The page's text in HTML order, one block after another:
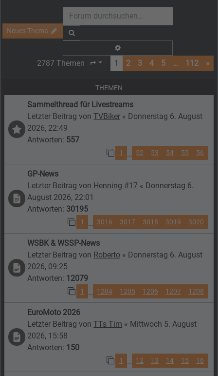
Neues Thema
2787 Themen Seite von112
1 2 3 4 5 … 112 »
THEMEN
Sammelthread für Livestreams
Letzter Beitrag vonTVBiker « Donnerstag 6. August
2026, 22:49
Antworten: 557
1 … 52 53 54 55 56
GP-News
Letzter Beitrag von Henning #17 « Donnerstag 6.
August 2026, 22:01
Antworten: 30195
1 … 3016 3017 3018 3019 3020
WSBK & WSSP-News
Letzter Beitrag von Roberto « Donnerstag 6. August
2026, 09:25
Antworten: 12079
1 … 1204 1205 1206 1207 1208
EuroMoto 2026
Letzter Beitrag vonTTs Tim « Mittwoch 5. August
2026, 15:58
Antworten: 150
1 … 12 13 14 15 16